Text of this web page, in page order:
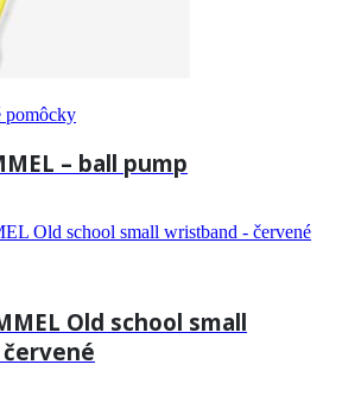
pomôcky
– ball pump
Old school small